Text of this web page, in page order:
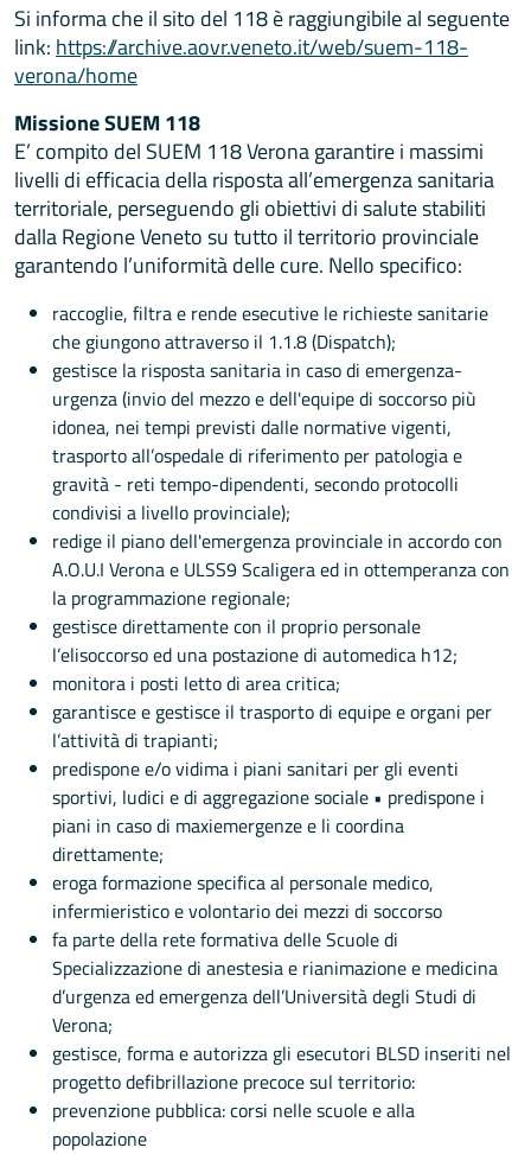
Si informa che il sito del 118 è raggiungibile al seguente
link: https://archive.aovr.veneto.it/web/suem-118-
verona/home
Missione SUEM 118
E’ compito del SUEM 118 Verona garantire i massimi
livelli di efficacia della risposta all’emergenza sanitaria
territoriale, perseguendo gli obiettivi di salute stabiliti
dalla Regione Veneto su tutto il territorio provinciale
garantendo l’uniformità delle cure. Nello specifico:
raccoglie, filtra e rende esecutive le richieste sanitarie
che giungono attraverso il 1.1.8 (Dispatch);
gestisce la risposta sanitaria in caso di emergenza-
urgenza (invio del mezzo e dell'equipe di soccorso più
idonea, nei tempi previsti dalle normative vigenti,
trasporto all’ospedale di riferimento per patologia e
gravità - reti tempo-dipendenti, secondo protocolli
condivisi a livello provinciale);
redige il piano dell'emergenza provinciale in accordo con
A.O.U.I Verona e ULSS9 Scaligera ed in ottemperanza con
la programmazione regionale;
gestisce direttamente con il proprio personale
l’elisoccorso ed una postazione di automedica h12;
monitora i posti letto di area critica;
garantisce e gestisce il trasporto di equipe e organi per
l’attività di trapianti;
predispone e/o vidima i piani sanitari per gli eventi
sportivi, ludici e di aggregazione sociale • predispone i
piani in caso di maxiemergenze e li coordina
direttamente;
eroga formazione specifica al personale medico,
infermieristico e volontario dei mezzi di soccorso
fa parte della rete formativa delle Scuole di
Specializzazione di anestesia e rianimazione e medicina
d’urgenza ed emergenza dell’Università degli Studi di
Verona;
gestisce, forma e autorizza gli esecutori BLSD inseriti nel
progetto defibrillazione precoce sul territorio:
prevenzione pubblica: corsi nelle scuole e alla
popolazione